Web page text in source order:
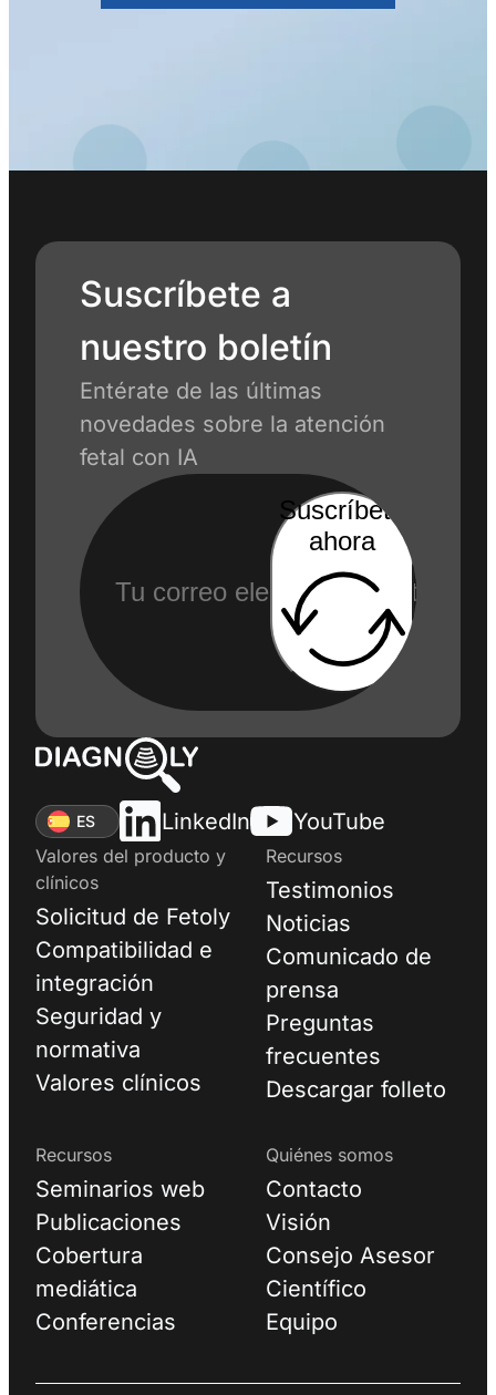
Suscríbete a
nuestro boletín
Entérate de las últimas
novedades sobre la atención
fetal con IA
Suscríbete
ahora
ES LinkedIn YouTube
Valores del producto y
clínicos
Solicitud de Fetoly
Compatibilidad e
integración
Seguridad y
normativa
Valores clínicos
Recursos
Testimonios
Noticias
Comunicado de
prensa
Preguntas
frecuentes
Descargar folleto
Recursos
Seminarios web
Publicaciones
Cobertura
mediática
Conferencias
Quiénes somos
Contacto
Visión
Consejo Asesor
Científico
Equipo